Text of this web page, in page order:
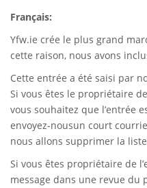
Français:
Yfw.ie crée le plus grand
cette raison, nous avons
Cette entrée a été saisi par
Si vous êtes le propriétaire
vous souhaitez que l’entrée
envoyez-nousun court
nous allons supprimer la
Si vous êtes propriétaire de
message dans une revue du